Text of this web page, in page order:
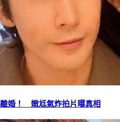
婚！ 嫩尪氣炸拍片曝真相